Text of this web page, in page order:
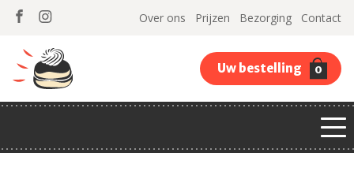
Over ons Prijzen Bezorging Contact
Uw bestelling 0